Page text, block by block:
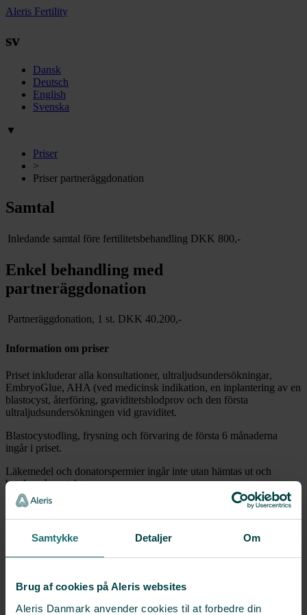
Samtykke Detaljer Om
Brug af cookies på Aleris websites
Aleris Danmark anvender cookies til at forbedre din
Aleris Fertility
sv
Dansk
Deutsch
English
Svenska
▼
Priser
>
Priser partneräggdonation
Samtal
Inledande samtal före fertilitetsbehandling DKK 800,-
Enkel behandling med
partneräggdonation
Partneräggdonation, 1 st. DKK 40.200,-
Information om priser
Priset inkluderar alla konsultationer, ultraljudsundersökningar,
EmbryoGlue, AHA (ved medicinsk indikation, en inplantering av en
blastocyst, återföring, graviditetsblodprov och den första
ultraljudsundersökningen vid graviditet.
Blastocystodling, frysning och förvaring de första 6 månaderna
ingår i priset.
Läkemedel och donatorspermier ingår inte utan hämtas ut och
betalas på apoteket.
Det finns möjlighet att köpa tilläggstjänster, t.ex. FET,
endometrieskrapning (priming).
Vi sätter bara tillbaka en blastocyst, eftersom äggdonatorn är ung
och risken för tvillingar är stor. En tvillinggraviditet efter
Alla priser inkluderar den lagstadgade patientförsäkringen på 6 %